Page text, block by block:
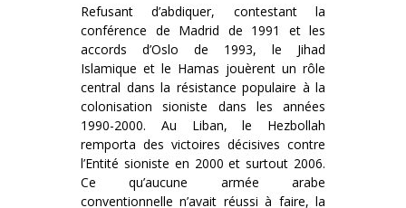
Refusant d’abdiquer, contestant la
conférence de Madrid de 1991 et les
accords d’Oslo de 1993, le Jihad
Islamique et le Hamas jouèrent un rôle
central dans la résistance populaire à la
colonisation sioniste dans les années
1990-2000. Au Liban, le Hezbollah
remporta des victoires décisives contre
l’Entité sioniste en 2000 et surtout 2006.
Ce qu’aucune armée arabe
conventionnelle n’avait réussi à faire, la